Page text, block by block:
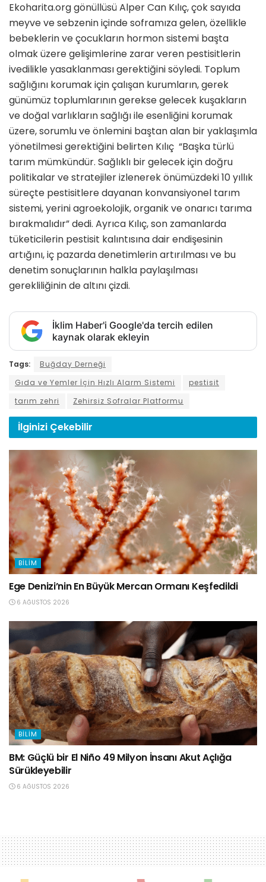
Ekoharita.org gönüllüsü Alper Can Kılıç, çok sayıda
meyve ve sebzenin içinde soframıza gelen, özellikle
bebeklerin ve çocukların hormon sistemi başta
olmak üzere gelişimlerine zarar veren pestisitlerin
ivedilikle yasaklanması gerektiğini söyledi. Toplum
sağlığını korumak için çalışan kurumların, gerek
günümüz toplumlarının gerekse gelecek kuşakların
ve doğal varlıkların sağlığı ile esenliğini korumak
üzere, sorumlu ve önlemini baştan alan bir yaklaşımla
yönetilmesi gerektiğini belirten Kılıç “Başka türlü
tarım mümkündür. Sağlıklı bir gelecek için doğru
politikalar ve stratejiler izlenerek önümüzdeki 10 yıllık
süreçte pestisitlere dayanan konvansiyonel tarım
sistemi, yerini agroekolojik, organik ve onarıcı tarıma
bırakmalıdır” dedi. Ayrıca Kılıç, son zamanlarda
tüketicilerin pestisit kalıntısına dair endişesinin
artığını, iç pazarda denetimlerin artırılması ve bu
denetim sonuçlarının halkla paylaşılması
gerekliliğinin de altını çizdi.
İklim Haber'i Google'da tercih edilen
kaynak olarak ekleyin
Tags:
Buğday Derneği
Gıda ve Yemler İçin Hızlı Alarm Sistemi
pestisit
tarım zehri
Zehirsiz Sofralar Platformu
İlginizi Çekebilir
BILIM
Ege Denizi’nin En Büyük Mercan Ormanı Keşfedildi
6 AĞUSTOS 2026
BILIM
BM: Güçlü bir El Niño 49 Milyon İnsanı Akut Açlığa
Sürükleyebilir
6 AĞUSTOS 2026